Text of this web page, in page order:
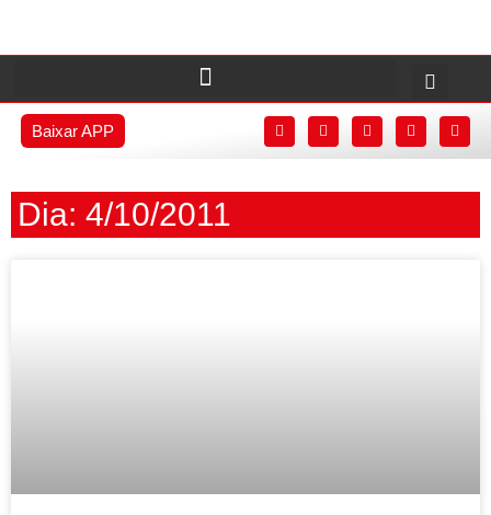
Baixar APP
Dia: 4/10/2011